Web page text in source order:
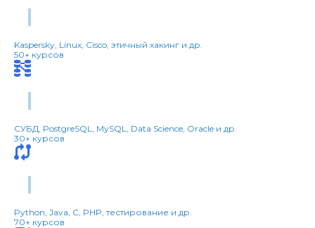
Kaspersky, Linux, Cisco, этичный хакинг и др.
50+ курсов
СУБД, PostgreSQL, MySQL, Data Science, Oracle и др.
30+ курсов
Python, Java, C, PHP, тестирование и др.
70+ курсов